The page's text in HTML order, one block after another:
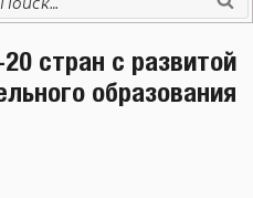
стран с развитой
образования